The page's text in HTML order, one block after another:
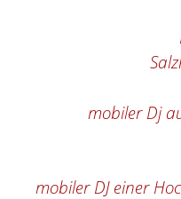
mobiler Dj
mobiler DJ einer